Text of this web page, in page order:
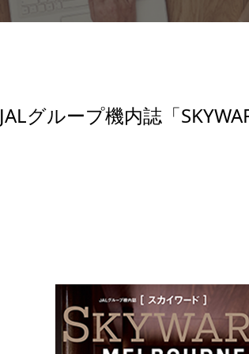
JALグループ機内誌「